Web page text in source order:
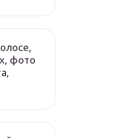
фото